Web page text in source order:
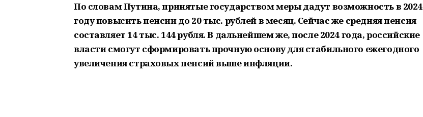
По словам Путина, принятые государством меры дадут возможность в 2024
году повысить пенсии до 20 тыс. рублей в месяц. Сейчас же средняя пенсия
составляет 14 тыс. 144 рубля. В дальнейшем же, после 2024 года, российские
власти смогут сформировать прочную основу для стабильного ежегодного
увеличения страховых пенсий выше инфляции.